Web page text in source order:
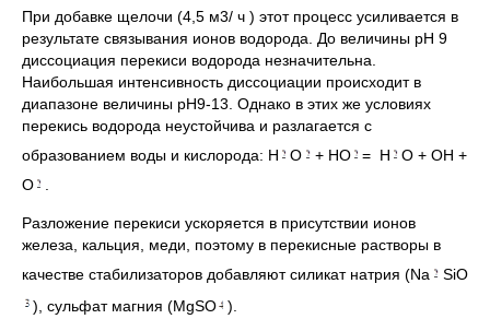
При добавке щелочи (4,5 м3/ ч ) этот процесс усиливается в
результате связывания ионов водорода. До величины рН 9
диссоциация перекиси водорода незначительна.
Наибольшая интенсивность диссоциации происходит в
диапазоне величины рН9-13. Однако в этих же условиях
перекись водорода неустойчива и разлагается с
образованием воды и кислорода: Н
О + НО = Н
О + ОН +
О
Разложение перекиси ускоряется в присутствии ионов
железа, кальция, меди, поэтому в перекисные растворы в
качестве стабилизаторов добавляют силикат натрия (Na
SiO
), сульфат магния (MgSO
).